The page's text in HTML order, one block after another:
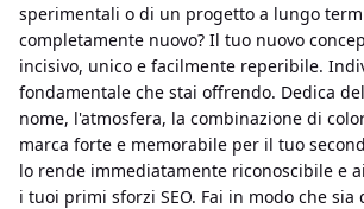
sperimentali o di un progetto a lungo
completamente nuovo? Il tuo nuovo
incisivo, unico e facilmente reperibile.
fondamentale che stai offrendo. Dedica
nome, l'atmosfera, la combinazione di
marca forte e memorabile per il tuo
lo rende immediatamente riconoscibile e
i tuoi primi sforzi SEO. Fai in modo che sia